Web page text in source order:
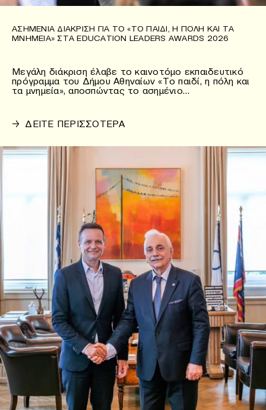
ΑΣΗΜΈΝΙΑ ΔΙΆΚΡΙΣΗ ΓΙΑ ΤΟ «ΤΟ ΠΑΙΔΊ, Η ΠΌΛΗ ΚΑΙ ΤΑ
ΜΝΗΜΕΊΑ» ΣΤΑ EDUCATION LEADERS AWARDS 2026
Μεγάλη διάκριση έλαβε το καινοτόμο εκπαιδευτικό
πρόγραμμα του Δήμου Αθηναίων «Το παιδί, η πόλη και
τα μνημεία», αποσπώντας το ασημένιο…
→ ΔΕΙΤΕ ΠΕΡΙΣΣΟΤΕΡΑ